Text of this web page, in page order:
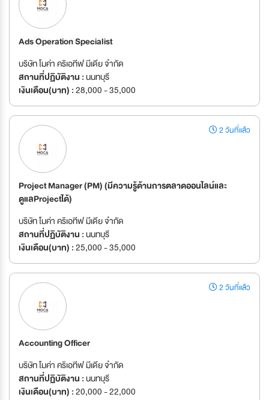
Ads Operation Specialist
บริษัท โมค่า คริเอทีฟ มีเดีย จำกัด
สถานที่ปฏิบัติงาน :นนทบุรี
เงินเดือน(บาท) :28,000 - 35,000
2 วันที่แล้ว
Project Manager (PM) (มีความรู้ด้านการตลาดออนไลน์และ
ดูแลProjectได้)
บริษัท โมค่า คริเอทีฟ มีเดีย จำกัด
สถานที่ปฏิบัติงาน :นนทบุรี
เงินเดือน(บาท) :25,000 - 35,000
2 วันที่แล้ว
Accounting Officer
บริษัท โมค่า คริเอทีฟ มีเดีย จำกัด
สถานที่ปฏิบัติงาน :นนทบุรี
เงินเดือน(บาท) :20,000 - 22,000